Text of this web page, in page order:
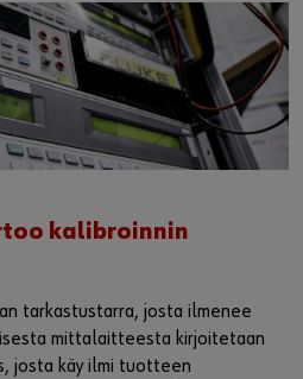
kalibroinnin
tarkastustarra, josta ilmenee
mittalaitteesta kirjoitetaan
josta käy ilmi tuotteen